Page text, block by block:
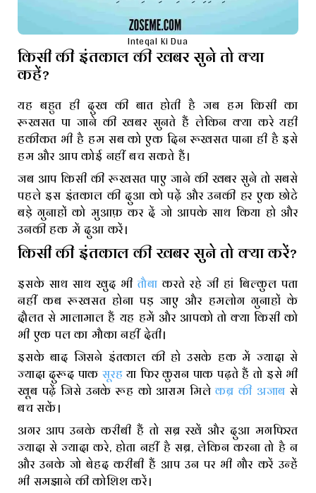
Inteqal Ki Dua
किसी की इंतकाल की खबर सुने तो क्या
कहें?
यह बहुत ही दुख की बात होती है जब हम किसी का
रूखसत पा जाने की खबर सुनते हैं लेकिन क्या करे यही
हकीकत भी है हम सब को एक दिन रूखसत पाना ही है इसे
हम और आप कोई नहीं बच सकते हैं।
जब आप किसी की रूखसत पाए जाने की खबर सुने तो सबसे
पहले इस इंतकाल की दुआ को पढ़ें और उनकी हर एक छोटे
बड़े गुनाहों को मुआफ़ कर दें जो आपके साथ किया हो और
उनकी हक में दुआ करें।
किसी की इंतकाल की खबर सुने तो क्या करें?
इसके साथ साथ खुद भीतौबा करते रहे जी हां बिल्कुल पता
नहीं कब रूखसत होना पड़ जाए और हमलोग गुनाहों के
दौलत से मालामाल हैं यह हमें और आपको तो क्या किसी को
भी एक पल का मौका नहीं देती।
इसके बाद जिसने इंतकाल की हो उसके हक में ज्यादा से
ज्यादा दुरूद पाक सूरहया फिर कुरान पाक पढ़ते हैं तो इसे भी
खूब पढ़ें जिसे उनके रूह को आराम मिलेकब्र की अजाब से
बच सकें।
अगर आप उनके करीबी हैं तो सब्र रखें और दुआ मगफिरत
ज्यादा से ज्यादा करे, होता नहीं है सब्र, लेकिन करना तो है न
और उनके जो बेहद करीबी हैं आप उन पर भी गौर करें उन्हें
भी समझाने की कोशिश करें।